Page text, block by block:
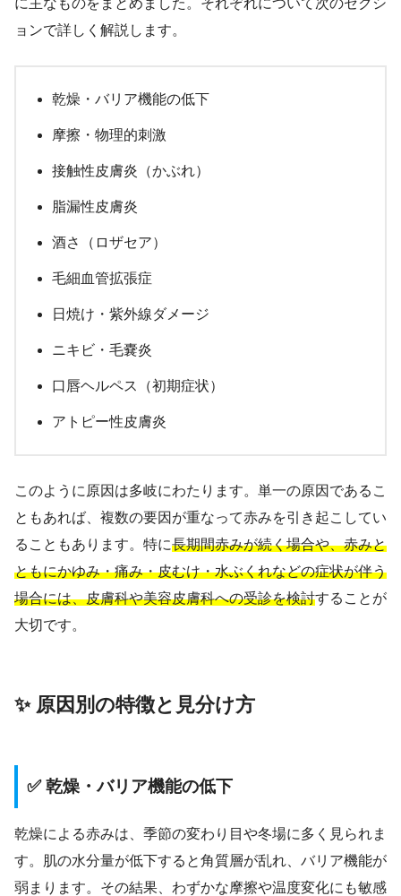
に主なものをまとめました。それぞれについて次のセクシ
ョンで詳しく解説します。
乾燥・バリア機能の低下
摩擦・物理的刺激
接触性皮膚炎（かぶれ）
脂漏性皮膚炎
酒さ（ロザセア）
毛細血管拡張症
日焼け・紫外線ダメージ
ニキビ・毛嚢炎
口唇ヘルペス（初期症状）
アトピー性皮膚炎
このように原因は多岐にわたります。単一の原因であるこ
ともあれば、複数の要因が重なって赤みを引き起こしてい
ることもあります。特に長期間赤みが続く場合や、赤みと
ともにかゆみ・痛み・皮むけ・水ぶくれなどの症状が伴う
場合には、皮膚科や美容皮膚科への受診を検討することが
大切です。
✨ 原因別の特徴と見分け方
✅ 乾燥・バリア機能の低下
乾燥による赤みは、季節の変わり目や冬場に多く見られま
す。肌の水分量が低下すると角質層が乱れ、バリア機能が
弱まります。その結果、わずかな摩擦や温度変化にも敏感